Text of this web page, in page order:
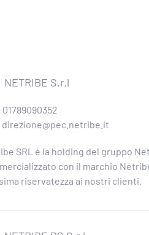
NETRIBE S.r.l
01789090352
direzione@pec.netribe.it
SRL è la holding del gruppo
con il marchio
riservatezza ai nostri clienti.